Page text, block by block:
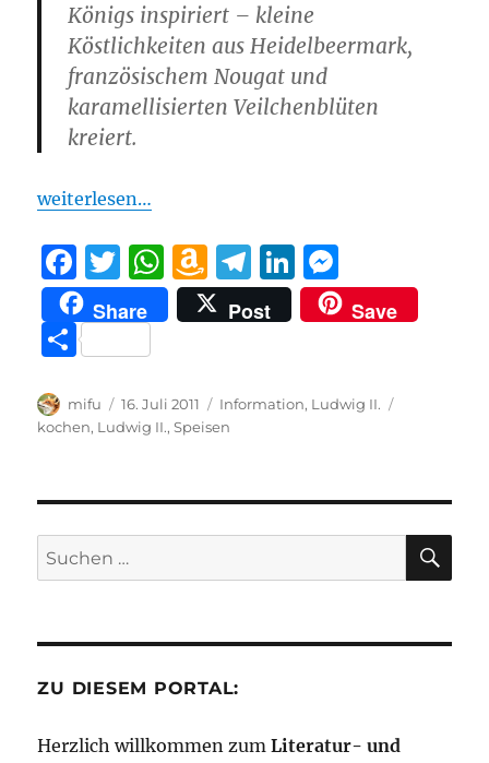
Königs inspiriert – kleine
Köstlichkeiten aus Heidelbeermark,
französischem Nougat und
karamellisierten Veilchenblüten
kreiert.
weiterlesen…
F
a
c
e
b
o
k
T
w
it
te
r
W
h
at
A
p
A
m
a
o
n
is
h
Li
T
el
e
r
Li
n
k
d
e
ss
n
Share Post Save
T
le
n
Autor
mifu
Veröffentlicht
am
16. Juli 2011 Kategorien
Information, Ludwig II.
kochen, Ludwig II.,Speisen
Suchen
nach:
ZU DIESEM PORTAL:
Herzlich willkommen zumLiteratur- und